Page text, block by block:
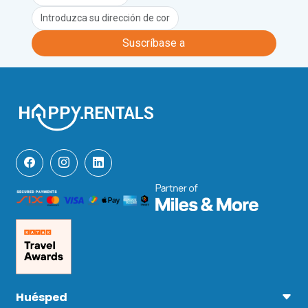
El aeropuerto más cercano es el de
Trieste, en Italia, situado a una hora en
coche. Como alternativa, el aeropuerto
de Liubliana se encuentra a una hora y
Lamentablemente, no se admiten
mascotas en este alojamiento.
Suscríbase a
Huésped